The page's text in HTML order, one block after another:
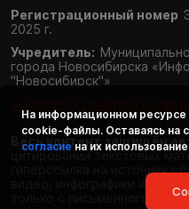
Регистрационный номер
2025 г.
Учредитель:
города Новосибирска
"Новосибирск"»
Весь контент защищён
цитировании текстовых
гиперссылка на источник
видео, инфографики и
только с письменного
На информационном ресурсе
cookie-файлы. Оставаясь на
согласие на их